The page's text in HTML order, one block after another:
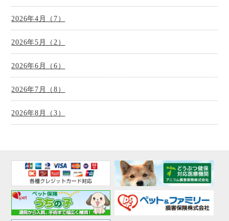
2026年4月（7）
2026年5月（2）
2026年6月（6）
2026年7月（8）
2026年8月（3）